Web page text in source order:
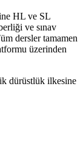
HL ve SL
ve sınav
dersler tamamen
üzerinden
dürüstlük ilkesine